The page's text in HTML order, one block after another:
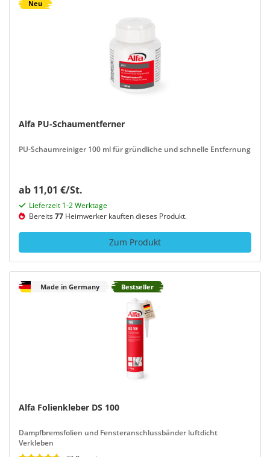
Neu
Alfa PU-Schaumentferner
PU-Schaumreiniger 100 ml für gründliche und schnelle Entfernung
ab 11,01 €/St.
Lieferzeit 1-2 Werktage
Bereits77 Heimwerker kauften dieses Produkt.
Zum Produkt
Made in Germany Bestseller
Alfa Folienkleber DS 100
Dampfbremsfolien und Fensteranschlussbänder luftdicht
Verkleben